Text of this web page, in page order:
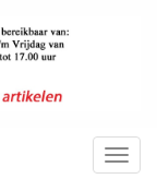
Menu